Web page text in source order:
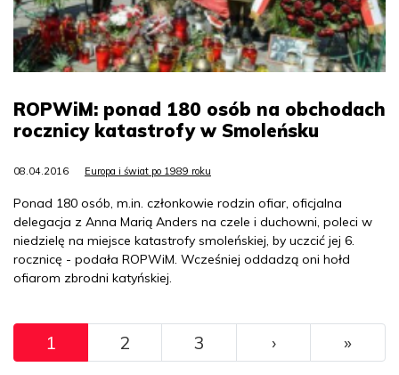
ROPWiM: ponad 180 osób na obchodach
rocznicy katastrofy w Smoleńsku
08.04.2016 Europa i świat po 1989 roku
Ponad 180 osób, m.in. członkowie rodzin ofiar, oficjalna
delegacja z Anna Marią Anders na czele i duchowni, poleci w
niedzielę na miejsce katastrofy smoleńskiej, by uczcić jej 6.
rocznicę - podała ROPWiM. Wcześniej oddadzą oni hołd
ofiarom zbrodni katyńskiej.
Pagination
1 2 3 ››› »